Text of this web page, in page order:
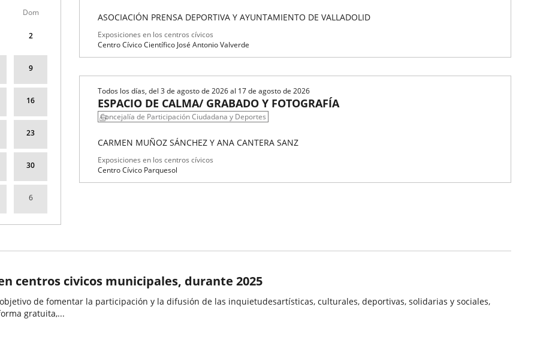
MI HISTORIA/ COMISARIO PABLO LLORCA/ FOTOGRAFÍAS DE
MUSEUM, 1948-2023
HISTORIAS. RELATOS VISUALES DEL RITUAL COMPETITIVO/
Dom
2
9
16
23
30
6
ASOCIACIÓN PRENSA DEPORTIVA Y AYUNTAMIENTO DE VALLADOLID
Fechas
del
Organizador
de
Programa
Exposiciones en los centros cívicos
Espacio
Centro Cívico Científico José Antonio Valverde
ESPACIO DE CALMA/ GRABADO Y FOTOGRAFÍA
CARMEN MUÑOZ SÁNCHEZ Y ANA CANTERA SANZ
Fechas
del
Todos los días, del 3 de agosto de 2026 al 17 de agosto de 2026
Organizador
de
Concejalía de Participación Ciudadana y Deportes
Programa
Exposiciones en los centros cívicos
Espacio
Centro Cívico Parquesol
centros civicos municipales, durante 2025
de fomentar la participación y la difusión de las inquietudesartísticas, culturales, deportivas, solidarias y sociales,
gratuita,...